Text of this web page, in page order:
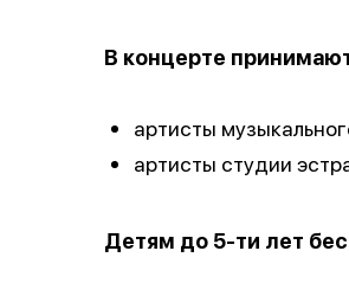
В концерте
артисты
артисты студии
Детям до 5-ти лет